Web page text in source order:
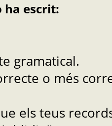
ha escrit:
gramatical.
o més
els teus